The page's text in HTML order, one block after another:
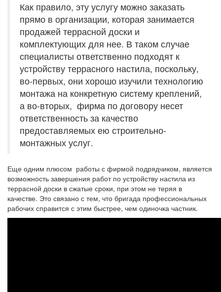
Как правило, эту услугу можно заказать
прямо в организации, которая занимается
продажей террасной доски и
комплектующих для нее. В таком случае
специалисты ответственно подходят к
устройству террасного настила, поскольку,
во-первых, они хорошо изучили технологию
монтажа на конкретную систему креплений,
а во-вторых, фирма по договору несет
ответственность за качество
предоставляемых ею строительно-
монтажных услуг.
Еще одним плюсом работы с фирмой подрядчиком, является
возможность завершения работ по устройству настила из
террасной доски в сжатые сроки, при этом не теряя в
качестве. Это связано с тем, что бригада профессиональных
рабочих справится с этим быстрее, чем одиночка частник.